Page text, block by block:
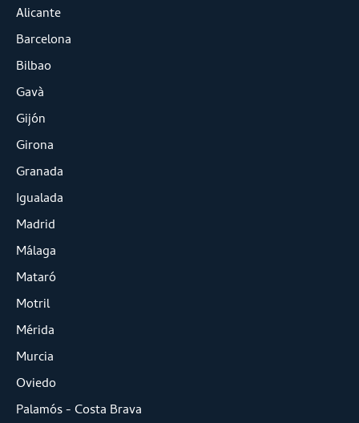
Alicante
Barcelona
Bilbao
Gavà
Gijón
Girona
Granada
Igualada
Madrid
Málaga
Mataró
Motril
Mérida
Murcia
Oviedo
Palamós - Costa Brava